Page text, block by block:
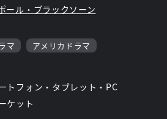
を世間に公表することを決意したオリ
罪者用刑務所に収監されたオリバー
。誰もが知っていたヒーローの面影
、収監されてからずっと彼を愚弄
立たないでいると決めていたオリバ
遭遇したことで、彼の決意のほどが試
ディグルとダイナはチームを離れてス
ール・ブラックソーン
マ
アメリカドラマ
トフォン・タブレット・PC
ケット